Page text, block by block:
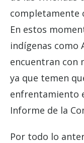
completamente
En estos
indígenas como
encuentran con
ya que temen
enfrentamiento
Informe de la
Por todo lo